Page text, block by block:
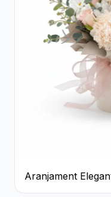
Aranjament
Crizanteme și